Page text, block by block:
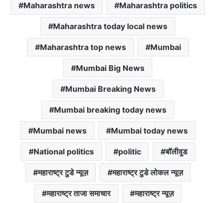
Maharashtra news Maharashtra politics
Maharashtra today local news
Maharashtra top news Mumbai
Mumbai Big News
Mumbai Breaking News
Mumbai breaking today news
Mumbai news Mumbai today news
National politics politic बॉलीवुड
महाराष्ट्र टुडे न्यूज़ महाराष्ट्र टुडे लोकल न्यूज़
महाराष्ट्र ताजा समाचार महाराष्ट्र न्यूज़